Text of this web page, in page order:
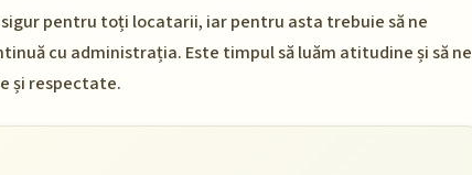
pentru toți locatarii, iar pentru asta trebuie să ne
cu administrația. Este timpul să luăm atitudine și să ne
și respectate.